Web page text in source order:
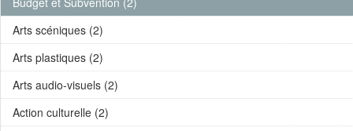
Arts scéniques (2)
Arts plastiques (2)
Arts audio-visuels (2)
Action culturelle (2)